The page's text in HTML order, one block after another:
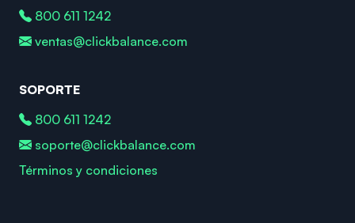
800 611 1242
ventas@clickbalance.com
SOPORTE
800 611 1242
soporte@clickbalance.com
Términos y condiciones